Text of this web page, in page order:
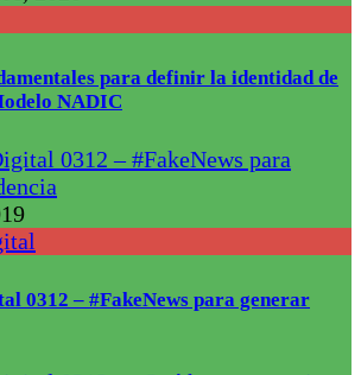
para definir la identidad de
NADIC
0312 – #FakeNews para generar